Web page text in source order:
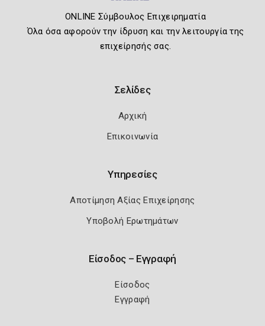
ONLINE Σύμβουλος Επιχειρηματία
Όλα όσα αφορούν την ίδρυση και την λειτουργία της
επιχείρησής σας.
Σελίδες
Αρχική
Επικοινωνία
Υπηρεσίες
Αποτίμηση Αξίας Επιχείρησης
Υποβολή Ερωτημάτων
Είσοδος – Εγγραφή
Είσοδος
Εγγραφή